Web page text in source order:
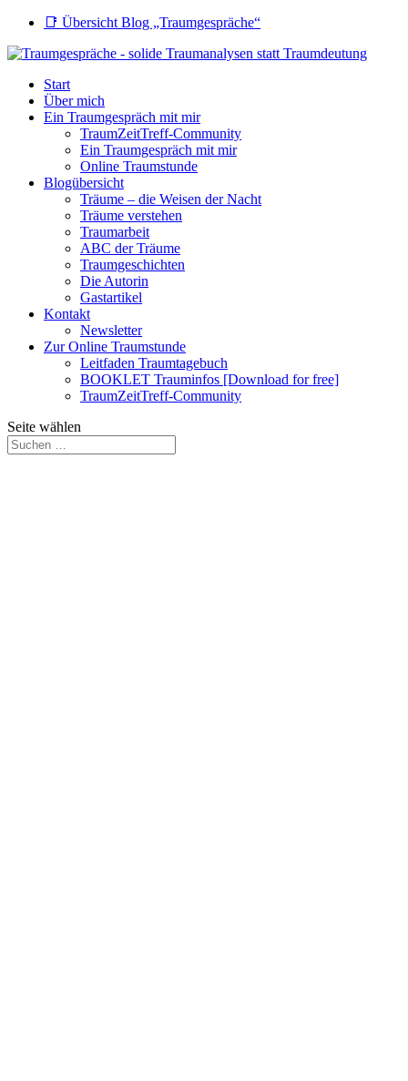
📑 Übersicht Blog „Traumgespräche“
Start
Über mich
Ein Traumgespräch mit mir
TraumZeitTreff-Community
Ein Traumgespräch mit mir
Online Traumstunde
Blogübersicht
Träume – die Weisen der Nacht
Träume verstehen
Traumarbeit
ABC der Träume
Traumgeschichten
Die Autorin
Gastartikel
Kontakt
Newsletter
Zur Online Traumstunde
Leitfaden Traumtagebuch
BOOKLET Trauminfos [Download for free]
TraumZeitTreff-Community
Seite wählen